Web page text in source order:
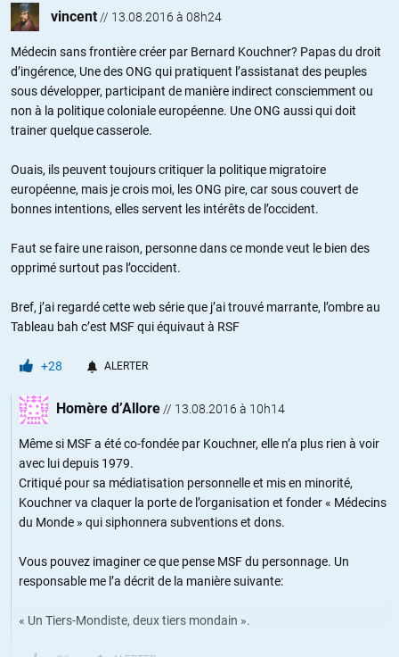
vincent // 13.08.2016 à 08h24
Médecin sans frontière créer par Bernard Kouchner? Papas du droit
d’ingérence, Une des ONG qui pratiquent l’assistanat des peuples
sous développer, participant de manière indirect consciemment ou
non à la politique coloniale européenne. Une ONG aussi qui doit
trainer quelque casserole.
Ouais, ils peuvent toujours critiquer la politique migratoire
européenne, mais je crois moi, les ONG pire, car sous couvert de
bonnes intentions, elles servent les intérêts de l’occident.
Faut se faire une raison, personne dans ce monde veut le bien des
opprimé surtout pas l’occident.
Bref, j’ai regardé cette web série que j’ai trouvé marrante, l’ombre au
Tableau bah c’est MSF qui équivaut à RSF
+28 ALERTER
Homère d’Allore // 13.08.2016 à 10h14
Même si MSF a été co-fondée par Kouchner, elle n’a plus rien à voir
avec lui depuis 1979.
Critiqué pour sa médiatisation personnelle et mis en minorité,
Kouchner va claquer la porte de l’organisation et fonder « Médecins
du Monde » qui siphonnera subventions et dons.
Vous pouvez imaginer ce que pense MSF du personnage. Un
responsable me l’a décrit de la manière suivante:
« Un Tiers-Mondiste, deux tiers mondain ».